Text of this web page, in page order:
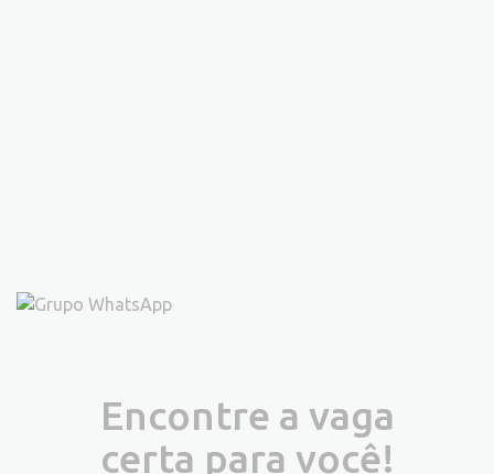
Encontre a vaga
certa para você!